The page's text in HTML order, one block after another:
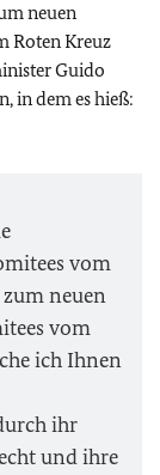
neuen
Roten Kreuz
Guido
in dem es hieß:
vom
zum neuen
vom
ich Ihnen
ihr
und ihre